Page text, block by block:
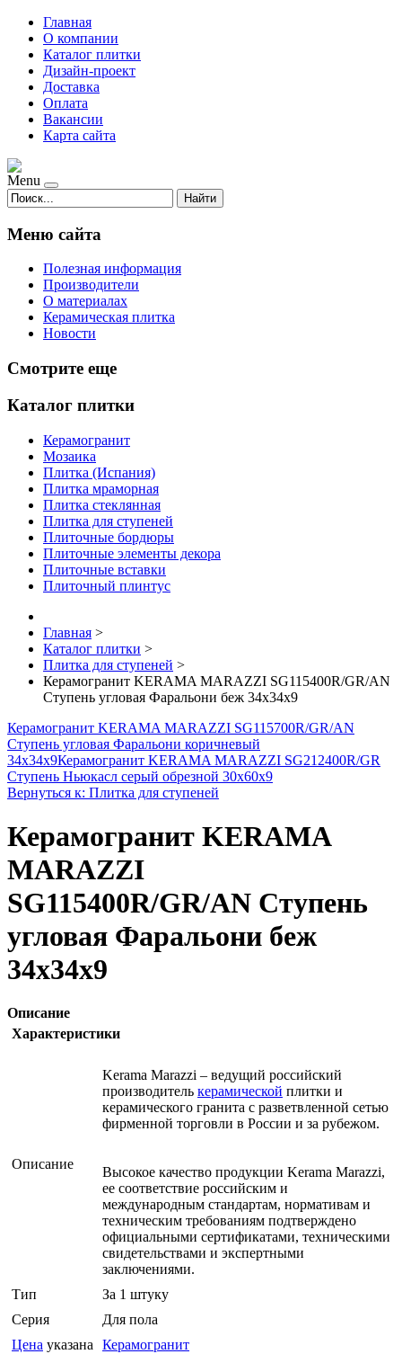
Главная
О компании
Каталог плитки
Дизайн-проект
Доставка
Оплата
Вакансии
Карта сайта
Menu
Найти
Меню сайта
Полезная информация
Производители
О материалах
Керамическая плитка
Новости
Смотрите еще
Каталог плитки
Керамогранит
Мозаика
Плитка (Испания)
Плитка мраморная
Плитка стеклянная
Плитка для ступеней
Плиточные бордюры
Плиточные элементы декора
Плиточные вставки
Плиточный плинтус
Главная >
Каталог плитки >
Плитка для ступеней >
Керамогранит KERAMA MARAZZI SG115400R/GR/AN
Ступень угловая Фаральони беж 34х34х9
Керамогранит KERAMA MARAZZI SG115700R/GR/AN
Ступень угловая Фаральони коричневый
34х34х9Керамогранит KERAMA MARAZZI SG212400R/GR
Ступень Ньюкасл серый обрезной 30х60х9
Вернуться к: Плитка для ступеней
Керамогранит KERAMA
MARAZZI
SG115400R/GR/AN Ступень
угловая Фаральони беж
34х34х9
Описание
Характеристики
Описание
Kerama Marazzi – ведущий российский
производитель керамической плитки и
керамического гранита с разветвленной сетью
фирменной торговли в России и за рубежом.
Высокое качество продукции Kerama Marazzi,
ее соответствие российским и
международным стандартам, нормативам и
техническим требованиям подтверждено
официальными сертификатами, техническими
свидетельствами и экспертными
заключениями.
Тип
За 1 штуку
Серия
Для пола
Цена указана Керамогранит